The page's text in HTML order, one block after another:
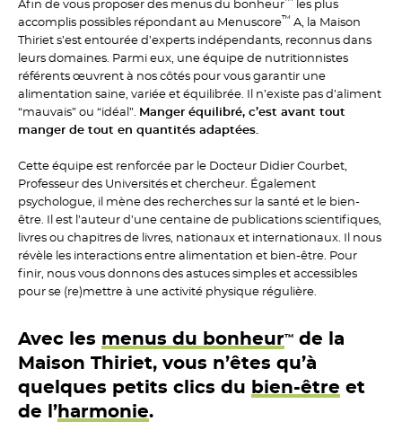
Afin de vous proposer des menus du bonheur
les plus
accomplis possibles répondant au Menuscore™ A, la Maison
Thiriet s’est entourée d’experts indépendants, reconnus dans
leurs domaines. Parmi eux, une équipe de nutritionnistes
référents œuvrent à nos côtés pour vous garantir une
alimentation saine, variée et équilibrée. Il n’existe pas d’aliment
“mauvais” ou “idéal”. Manger équilibré, c’est avant tout
manger de tout en quantités adaptées.
Cette équipe est renforcée par le Docteur Didier Courbet,
Professeur des Universités et chercheur. Également
psychologue, il mène des recherches sur la santé et le bien-
être. Il est l’auteur d’une centaine de publicationsscientifiques,
livres ou chapitres de livres, nationaux et internationaux. Il nous
révèle les interactions entre alimentation et bien-être. Pour
finir, nous vousdonnons des astuces simples et accessibles
pour se (re)mettre à une activité physique régulière.
Avec les menus du bonheur™ de la
Maison Thiriet, vous n’êtes qu’à
quelques petits clics du bien-être et
de l’harmonie.